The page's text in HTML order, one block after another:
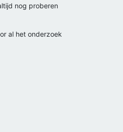
nog proberen
al het onderzoek